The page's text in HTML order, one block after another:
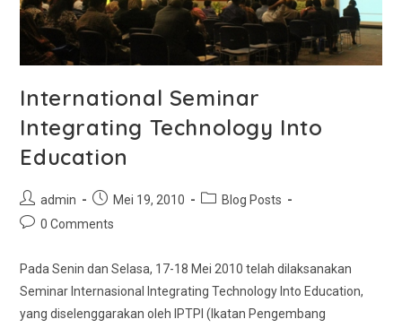
International Seminar
Integrating Technology Into
Education
admin Mei 19, 2010
Blog Posts
0 Comments
Pada Senin dan Selasa, 17-18 Mei 2010 telah dilaksanakan
Seminar Internasional Integrating Technology Into Education,
yang diselenggarakan oleh IPTPI (Ikatan Pengembang